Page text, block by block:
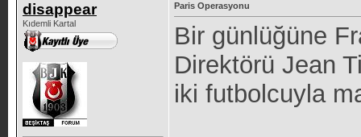
disappear
Kıdemli Kartal
Paris Operasyonu
Bir günlüğüne
Direktörü Jean
iki futbolcuyla